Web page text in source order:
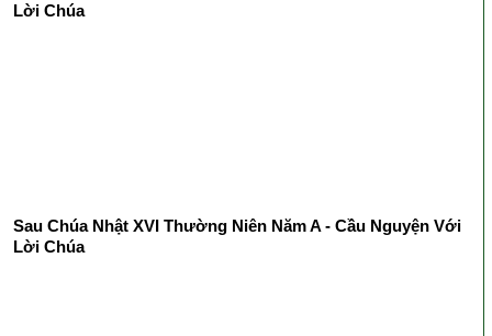
Lời Chúa
Sau Chúa Nhật XVI Thường Niên Năm A - Cầu Nguyện Với
Lời Chúa